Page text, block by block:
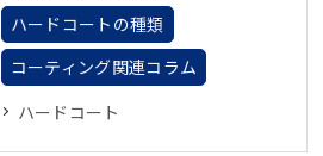
ハードコートの種類
コーティング関連コラム
ハードコート